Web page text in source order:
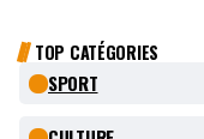
TOP CATÉGORIES
SPORT